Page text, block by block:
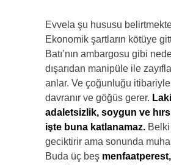
Evvela şu hususu
Ekonomik şartların kötüye
Batı’nın ambargosu gibi
dışarıdan manipüle ile
anlar. Ve çoğunluğu itibariyle
davranır ve göğüs gerer.
adaletsizlik, soygun ve
işte buna katlanamaz.
geciktirir ama sonunda
Buda üç beş menfaatperest,